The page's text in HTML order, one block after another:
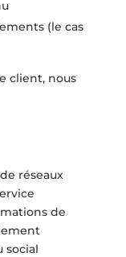
(le cas
client, nous
réseaux
de
social